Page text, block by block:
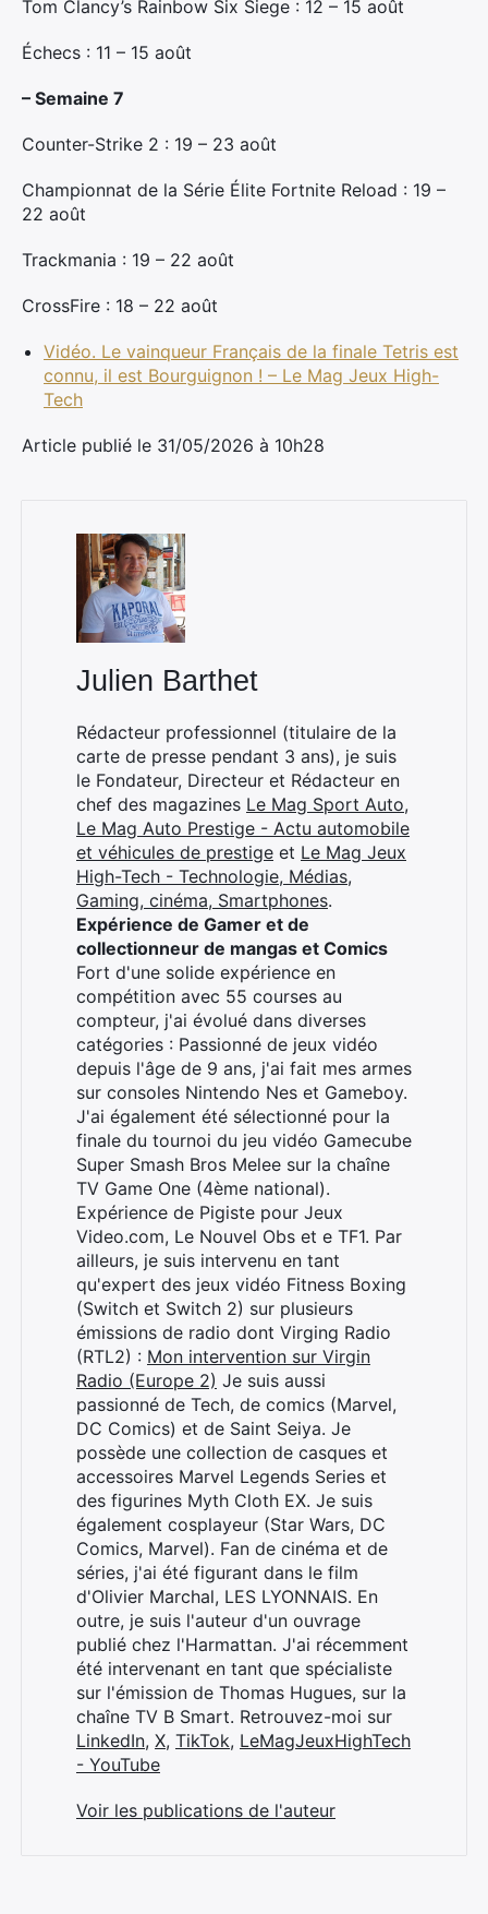
Tom Clancy’s Rainbow Six Siege : 12 – 15 août
Échecs : 11 – 15 août
– Semaine 7
Counter-Strike 2 : 19 – 23 août
Championnat de la Série Élite Fortnite Reload : 19 –
22 août
Trackmania : 19 – 22 août
CrossFire : 18 – 22 août
Vidéo. Le vainqueur Français de la finale Tetris est
connu, il est Bourguignon ! – Le Mag Jeux High-
Tech
Article publié le 31/05/2026 à 10h28
Julien Barthet
Rédacteur professionnel (titulaire de la
carte de presse pendant 3 ans), je suis
le Fondateur, Directeur et Rédacteur en
chef des magazines Le Mag Sport Auto,
Le Mag Auto Prestige - Actu automobile
et véhicules de prestige et Le Mag Jeux
High-Tech - Technologie, Médias,
Gaming, cinéma, Smartphones.
Expérience de Gamer et de
collectionneur de mangas et Comics
Fort d'une solide expérience en
compétition avec 55 courses au
compteur, j'ai évolué dans diverses
catégories : Passionné de jeux vidéo
depuis l'âge de 9 ans, j'ai fait mes armes
sur consoles Nintendo Nes et Gameboy.
J'ai également été sélectionné pour la
finale du tournoi du jeu vidéo Gamecube
Super Smash Bros Melee sur la chaîne
TV Game One (4ème national).
Expérience de Pigiste pour Jeux
Video.com, Le Nouvel Obs et e TF1. Par
ailleurs, je suis intervenu en tant
qu'expert des jeux vidéo Fitness Boxing
(Switch et Switch 2) sur plusieurs
émissions de radio dont Virging Radio
(RTL2) : Mon intervention sur Virgin
Radio (Europe 2) Je suis aussi
passionné de Tech, de comics (Marvel,
DC Comics) et de Saint Seiya. Je
possède une collection de casques et
accessoires Marvel Legends Series et
des figurines Myth Cloth EX. Je suis
également cosplayeur (Star Wars, DC
Comics, Marvel). Fan de cinéma et de
séries, j'ai été figurant dans le film
d'Olivier Marchal, LES LYONNAIS. En
outre, je suis l'auteur d'un ouvrage
publié chez l'Harmattan. J'ai récemment
été intervenant en tant que spécialiste
sur l'émission de Thomas Hugues, sur la
chaîne TV B Smart. Retrouvez-moi sur
LinkedIn, X, TikTok, LeMagJeuxHighTech
- YouTube
Voir les publications de l'auteur